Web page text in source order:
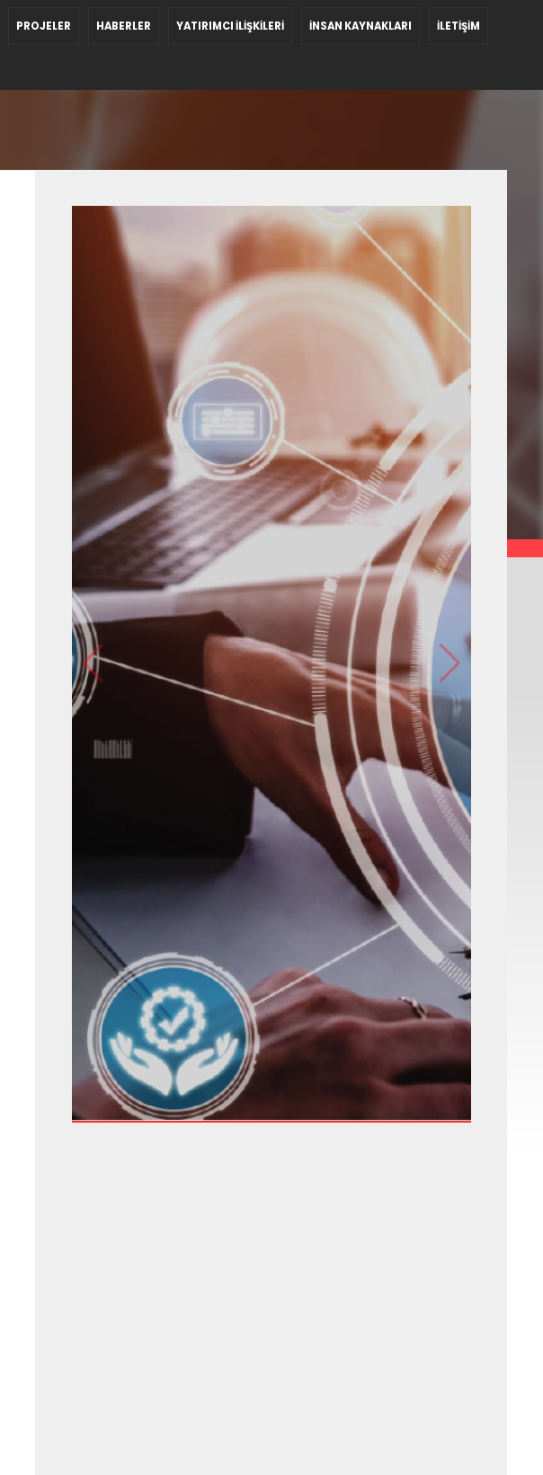
PROJELER HABERLER YATIRIMCI İLİŞKİLERİ İNSAN KAYNAKLARI İLETİŞİM